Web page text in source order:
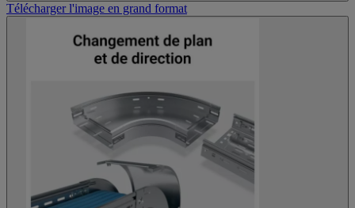
Télécharger l'image en grand format